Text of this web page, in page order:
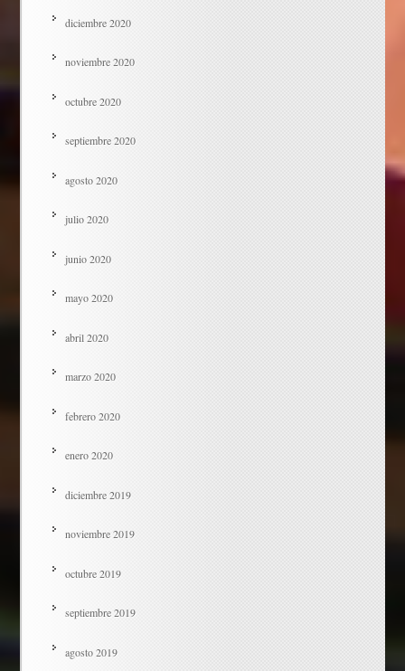
diciembre 2020
noviembre 2020
octubre 2020
septiembre 2020
agosto 2020
julio 2020
junio 2020
mayo 2020
abril 2020
marzo 2020
febrero 2020
enero 2020
diciembre 2019
noviembre 2019
octubre 2019
septiembre 2019
agosto 2019